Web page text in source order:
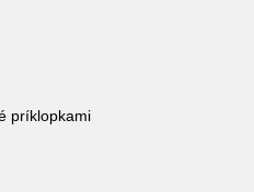
príklopkami